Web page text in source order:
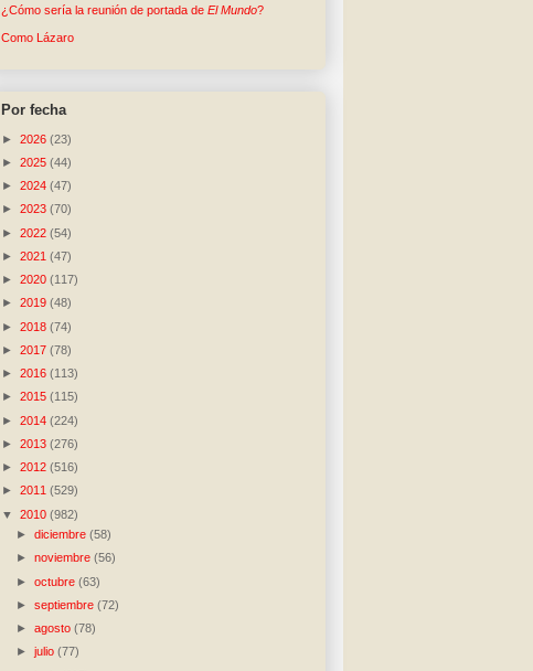
¿Cómo sería la reunión de portada de El Mundo?
Como Lázaro
Por fecha
► 2026 (23)
► 2025 (44)
► 2024 (47)
► 2023 (70)
► 2022 (54)
► 2021 (47)
► 2020 (117)
► 2019 (48)
► 2018 (74)
► 2017 (78)
► 2016 (113)
► 2015 (115)
► 2014 (224)
► 2013 (276)
► 2012 (516)
► 2011 (529)
▼ 2010 (982)
►diciembre(58)
►noviembre(56)
►octubre(63)
►septiembre(72)
►agosto(78)
►julio(77)